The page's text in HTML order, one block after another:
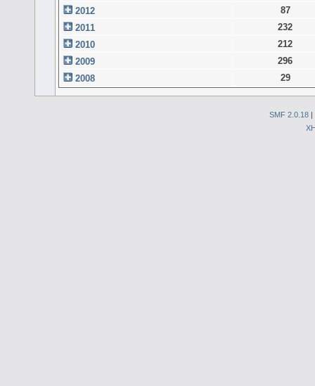
2012
87
2011
232
2010
212
2009
296
2008
29
SMF 2.0.18 |